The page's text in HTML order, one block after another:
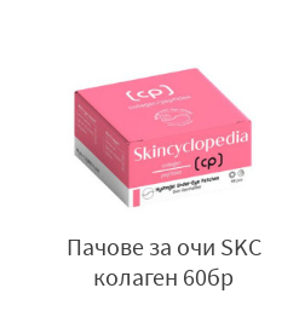
Пачове за очи SKC
колаген 60бр